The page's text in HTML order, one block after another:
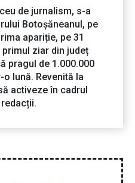
de jurnalism, s-a
Botoșăneanul, pe
apariție, pe 31
ziar din județ
pragul de 1.000.000
lună. Revenită la
activeze în cadrul